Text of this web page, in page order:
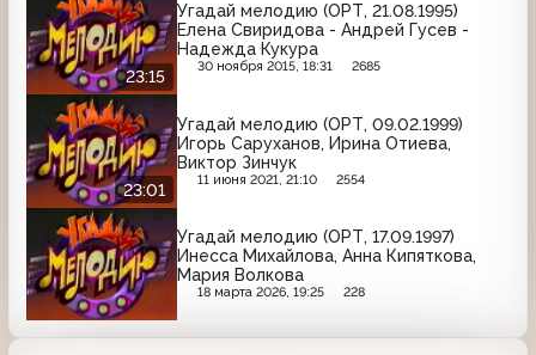
23:15
Угадай мелодию (ОРТ, 21.08.1995)
Елена Свиридова - Андрей Гусев -
Надежда Кукура
30 ноября 2015, 18:31 2685
23:01
Угадай мелодию (ОРТ, 09.02.1999)
Игорь Саруханов, Ирина Отиева,
Виктор Зинчук
11 июня 2021, 21:10 2554
Угадай мелодию (ОРТ, 17.09.1997)
Инесса Михайлова, Анна Кипяткова,
Мария Волкова
18 марта 2026, 19:25 228